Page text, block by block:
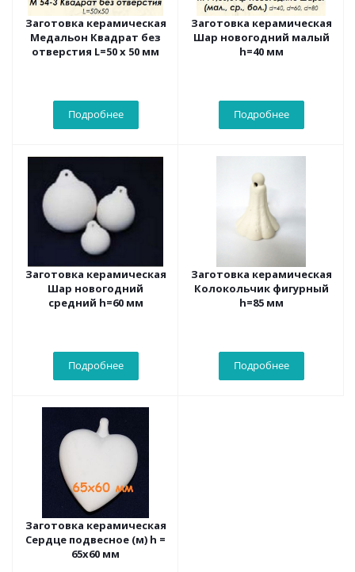
Заготовка керамическая
Медальон Квадрат без
отверстия L=50 х 50 мм
Подробнее
Заготовка керамическая
Шар новогодний малый
h=40 мм
Подробнее
Заготовка керамическая
Шар новогодний
средний h=60 мм
Подробнее
Заготовка керамическая
Колокольчик фигурный
h=85 мм
Подробнее
Заготовка керамическая
Сердце подвесное (м) h =
65х60 мм